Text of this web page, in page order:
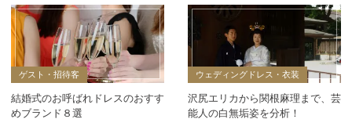
ゲスト・招待客
結婚式のお呼ばれドレスのおすす
めブランド８選
ウェディングドレス・衣装
沢尻エリカから関根麻理まで、芸
能人の白無垢姿を分析！